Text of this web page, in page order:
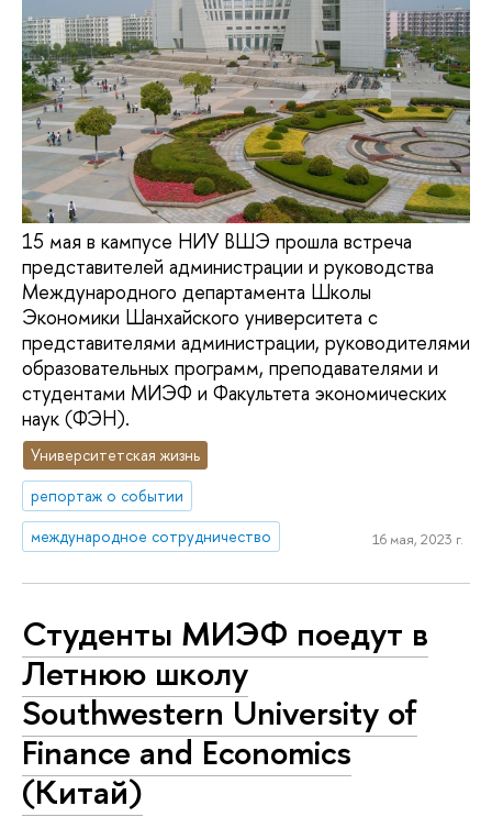
15 мая в кампусе НИУ ВШЭ прошла встреча
представителей администрации и руководства
Международного департамента Школы
Экономики Шанхайского университета с
представителями администрации, руководителями
образовательных программ, преподавателями и
студентами МИЭФ и Факультета экономических
наук (ФЭН).
Университетская жизнь
репортаж о событии
международное сотрудничество
16 мая, 2023 г.
Студенты МИЭФ поедут в
Летнюю школу
Southwestern University of
Finance and Economics
(Китай)